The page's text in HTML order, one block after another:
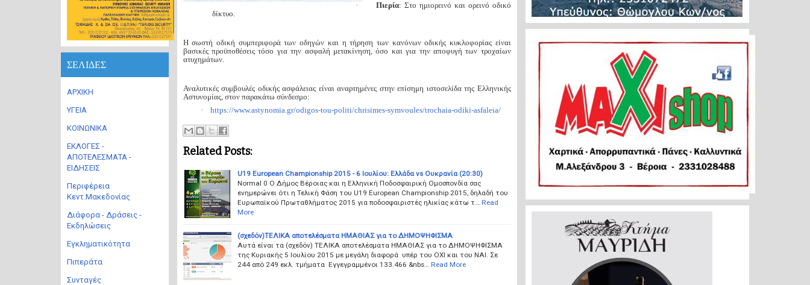
·
Πιερία: Στο ημιορεινό και ορεινό οδικό
δίκτυο.
Η σωστή οδική συμπεριφορά των οδηγών και η τήρηση των κανόνων οδικής κυκλοφορίας είναι
βασικές προϋποθέσεις τόσο για την ασφαλή μετακίνηση, όσο και για την αποφυγή των τροχαίων
ατυχημάτων.
Αναλυτικές συμβουλές οδικής ασφάλειας είναι αναρτημένες στην επίσημη ιστοσελίδα της Ελληνικής
Αστυνομίας, στον παρακάτω σύνδεσμο:
·
https://www.astynomia.gr/odigos-tou-politi/chrisimes-symvoules/trochaia-odiki-asfaleia/
Related Posts:
U19 European Championship 2015 - 6 Ιουλίου: Ελλάδα vs Ουκρανία (20:30)
Normal 0 Ο Δήμος Βέροιας και η Ελληνική Ποδοσφαιρική Ομοσπονδία σας
ενημερώνει ότι η Τελική Φάση του U19 European Championship 2015, δηλαδή του
Ευρωπαϊκού Πρωταθλήματος 2015 για ποδοσφαιριστές ηλικίας κάτω τ…
Read
More
(σχεδόν)ΤΕΛΙΚΑ αποτελέσματα ΗΜΑΘΙΑΣ για το ΔΗΜΟΨΗΦΙΣΜΑ
Αυτά είναι τα (σχεδόν) ΤΕΛΙΚΑ αποτελέσματα ΗΜΑΘΙΑΣ για το ΔΗΜΟΨΗΦΙΣΜΑ
της Κυριακής 5 Ιουλίου 2015 με μεγάλη διαφορά υπέρ του ΟΧΙ και του ΝΑΙ. Σε
244 από 249 εκλ. τμήματα Εγγεγραμμένοι 133.466 &nbs…
Read More
ΣΕΛΙΔΕΣ
ΑΡΧΙΚΗ
ΥΓΕΙΑ
ΚΟΙΝΩΝΙΚΑ
ΕΚΛΟΓΕΣ -
ΑΠΟΤΕΛΕΣΜΑΤΑ -
ΕΙΔΗΣΕΙΣ
Περιφέρεια
Κεντ.Μακεδονίας
Διάφορα - Δράσεις -
Εκδηλώσεις
Εγκληματικότητα
Πιπεράτα
Συνταγές